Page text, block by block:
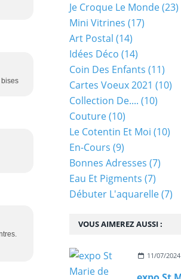
VOUS AIMEREZ AUSSI :
11/07/2024
Je Croque Le Monde(23)
Mini Vitrines (17)
Art Postal (14)
Idées Déco (14)
Coin Des Enfants (11)
Cartes Voeux 2021 (10)
Collection De.... (10)
Couture(10)
Le Cotentin Et Moi (10)
En-Cours (9)
Bonnes Adresses (7)
Eau Et Pigments (7)
Débuter L'aquarelle(7)